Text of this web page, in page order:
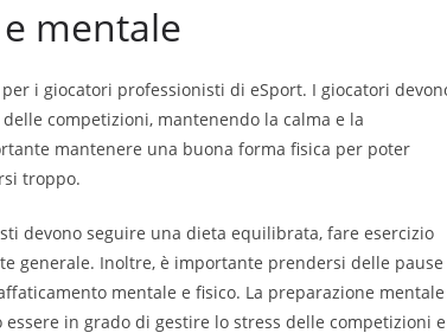
mentale
i giocatori professionisti di eSport. I giocatori
competizioni, mantenendo la calma e la
mantenere una buona forma fisica per poter
troppo.
devono seguire una dieta equilibrata, fare esercizio
generale. Inoltre, è importante prendersi delle pause
mentale e fisico. La preparazione mentale
in grado di gestire lo stress delle competizioni e